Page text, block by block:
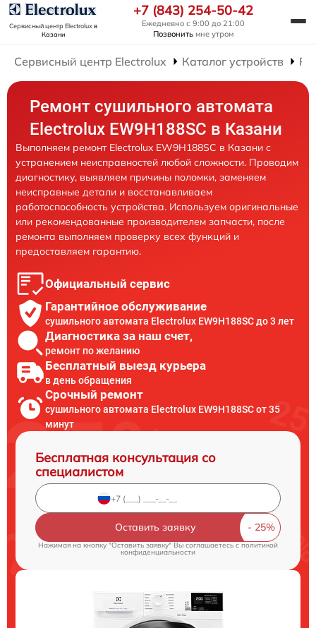
Сервисный центр Electroluxв
Казани
+7 (843) 254-50-42
Ежедневно с 9:00 до 21:00
Позвонить мне утром
Сервисный центр Electrolux Каталог устройств
Ремонт сушильного автомата
Electrolux EW9H188SC в Казани
Выполняем ремонт Electrolux EW9H188SC в Казани с
устранением неисправностей любой сложности. Проводим
диагностику, выявляем причины поломки, заменяем
неисправные детали и восстанавливаем
работоспособность устройства. Используем оригинальные
или рекомендованные производителем запчасти, после
ремонта выполняем проверку всех функций и
предоставляем гарантию.
Официальный сервис
Гарантийное обслуживание
сушильного автомата Electrolux EW9H188SC до 3 лет
Диагностика за наш счет,
ремонт по желанию
Бесплатный выезд курьера
в день обращения
Срочный ремонт
сушильного автомата Electrolux EW9H188SC от 35
минут
Бесплатная консультация со
специалистом
Оставить заявку
Нажимая на кнопку "Оставить заявку" Вы соглашаетесь cполитикой
конфиденциальности